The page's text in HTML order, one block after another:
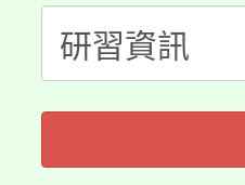
者。
份教師研
淨零綠
會
115年食
程